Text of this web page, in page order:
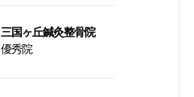
三国ヶ丘鍼灸整骨院
優秀院